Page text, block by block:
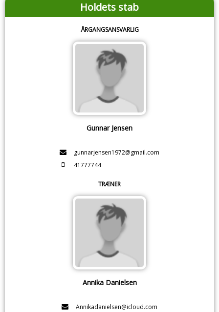
Holdets stab
ÅRGANGSANSVARLIG
Gunnar Jensen
gunnarjensen1972@gmail.com
41777744
TRÆNER
Annika Danielsen
Annikadanielsen@icloud.com